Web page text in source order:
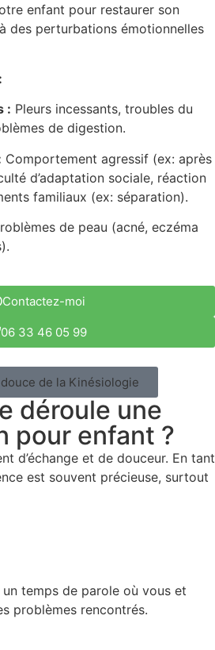
enfant pour restaurer son
des perturbations émotionnelles
: Pleurs incessants, troubles du
de digestion.
Comportement agressif (ex: après
d’adaptation sociale, réaction
familiaux (ex: séparation).
de peau (acné, eczéma
Contactez-moi
06 33 46 05 99
de la Kinésiologie
déroule une
pour enfant ?
d’échange et de douceur. En tant
est souvent précieuse, surtout
temps de parole où vous et
problèmes rencontrés.